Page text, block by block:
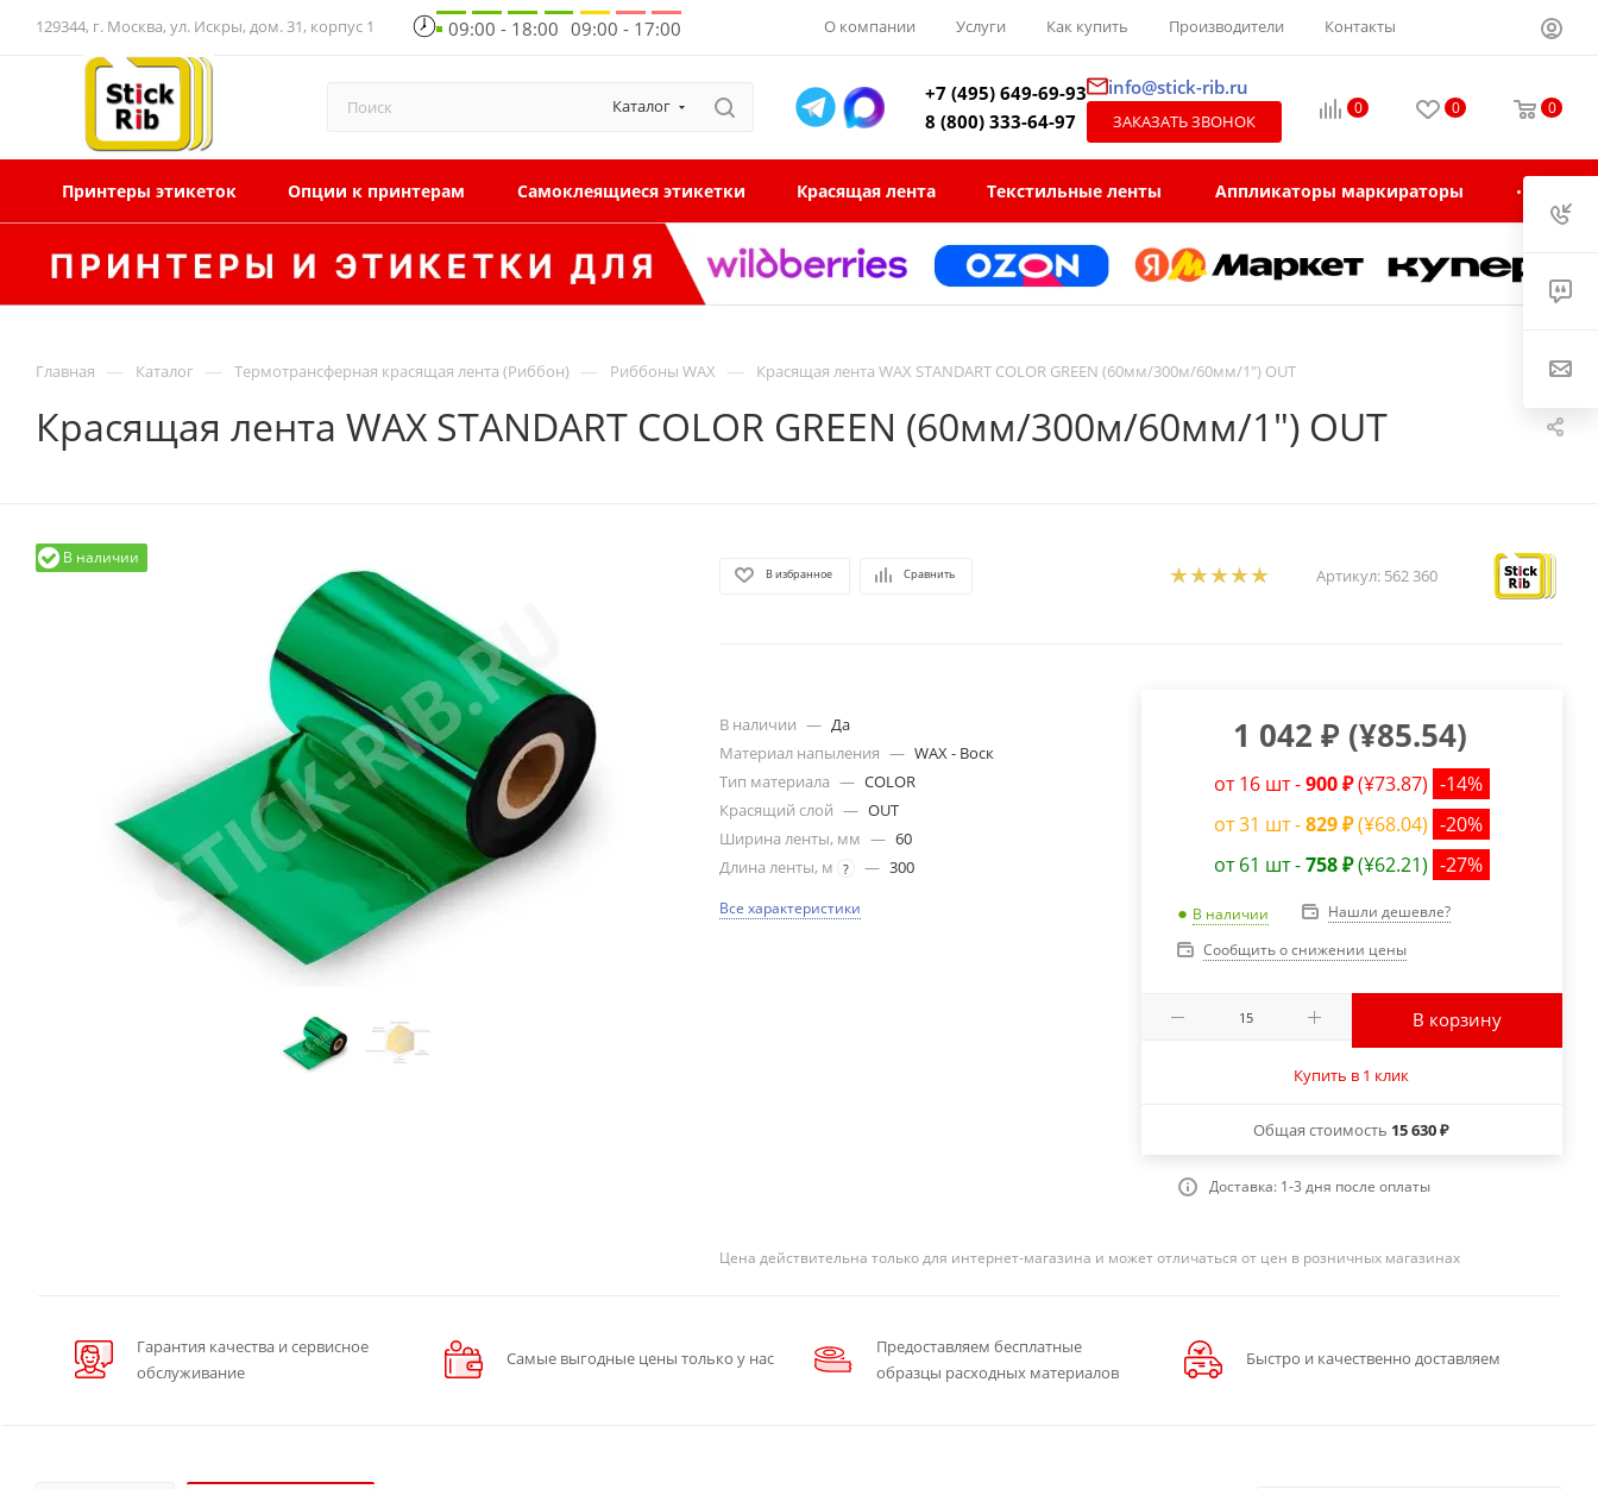
129344, г. Москва, ул. Искры, дом. 31, корпус 1 09:00 - 18:00 09:00 - 17:00 О компании Услуги Как купить Производители Контакты
Каталог
+7 (495) 649-69-93
8 (800) 333-64-97
info@stick-rib.ru
ЗАКАЗАТЬ ЗВОНОК
0 0 0
Принтеры этикеток Опции к принтерам Самоклеящиеся этикетки Красящая лента Текстильные ленты Аппликаторы маркираторы
Главная — Каталог — Термотрансферная красящая лента (Риббон) — Риббоны WAX — Красящая лента WAX STANDART COLOR GREEN (60мм/300м/60мм/1") OUT
Красящая лента WAX STANDART COLOR GREEN (60мм/300м/60мм/1") OUT
В наличии
В избранное Сравнить Артикул: 562 360
В наличии — Да
Материал напыления — WAX - Воск
Тип материала — COLOR
Красящий слой — OUT
Ширина ленты, мм — 60
Длина ленты, м
? — 300
Все характеристики
1 042 ₽ (¥85.54)
от 16 шт -900 ₽(¥73.87) -14%
от 31 шт -829 ₽(¥68.04) -20%
от 61 шт -758 ₽(¥62.21) -27%
В наличии
Нашли дешевле?
Сообщить о снижении цены
В корзину
Купить в 1 клик
Общая стоимость 15 630 ₽
Доставка: 1-3 дня после оплаты
Цена действительна только для интернет-магазина и может отличаться от цен в розничных магазинах
Гарантия качества и сервисное
обслуживание
Самые выгодные цены только у нас
Предоставляем бесплатные
образцы расходных материалов
Быстро и качественно доставляем